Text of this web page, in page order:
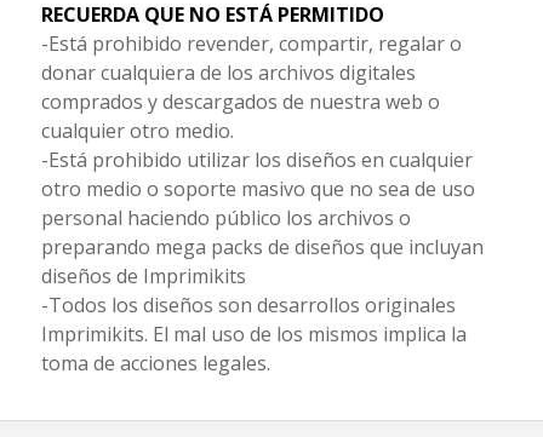
RECUERDA QUE NO ESTÁ PERMITIDO
-Está prohibido revender, compartir, regalar o
donar cualquiera de los archivos digitales
comprados y descargados de nuestra web o
cualquier otro medio.
-Está prohibido utilizar los diseños en cualquier
otro medio o soporte masivo que no sea de uso
personal haciendo público los archivos o
preparando mega packs de diseños que incluyan
diseños de Imprimikits
-Todos los diseños son desarrollos originales
Imprimikits. El mal uso de los mismos implica la
toma de acciones legales.